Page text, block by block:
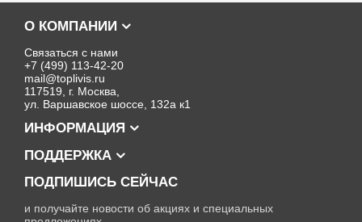
О КОМПАНИИ
Связаться с нами
+7 (499) 113-42-20
mail@toplivis.ru
117519, г. Москва,
ул. Варшавское шоссе, 132а к1
ИНФОРМАЦИЯ
ПОДДЕРЖКА
ПОДПИШИСЬ СЕЙЧАС
и получайте новости об акциях и специальных